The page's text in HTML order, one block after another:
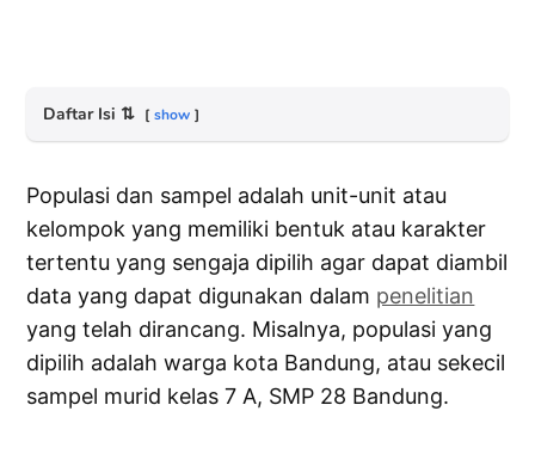
Daftar Isi ⇅ show
Populasi dan sampel adalah unit-unit atau
kelompok yang memiliki bentuk atau karakter
tertentu yang sengaja dipilih agar dapat diambil
data yang dapat digunakan dalam penelitian
yang telah dirancang. Misalnya, populasi yang
dipilih adalah warga kota Bandung, atau sekecil
sampel murid kelas 7 A, SMP 28 Bandung.